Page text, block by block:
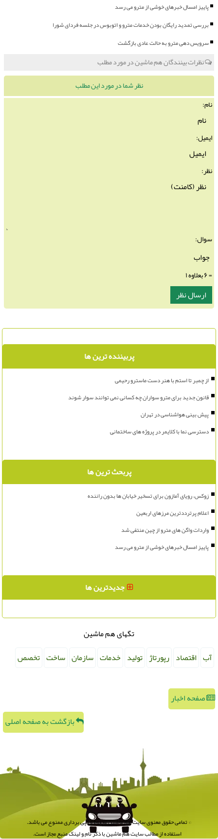
پاییز امسال خبرهای خوشی از مترو می رسد
بررسی تمدید رایگان بودن خدمات مترو و اتوبوس در جلسه فردای شورا
سرویس دهی مترو به حالت عادی بازگشت
نظرات بینندگان هم ماشین در مورد مطلب
نظر شما در مورد این مطلب
نام:
ایمیل:
نظر:
سوال:
پربیننده ترین ها
از چمبر تا استم با هنر دست ماسترو رحیمی
قانون جدید برای مترو سواران چه کسانی نمی توانند سوار شوند
پیش بینی هواشناسی در تهران
دسترسی نما با کلایمر در پروژه های ساختمانی
پربحث ترین ها
زوکس، رویای آمازون برای تسخیر خیابان ها بدون راننده
اعلام پرترددترین مرزهای اربعین
واردات واگن های مترو از چین منتفی شد
پاییز امسال خبرهای خوشی از مترو می رسد
جدیدترین ها
تگهای هم ماشین
آب
اقتصاد رپورتاژ تولید خدمات سازمان ساخت تخصص
صفحه اخبار
بازگشت به صفحه اصلی
© تمامی حقوق معنوی سایت هم ماشین محفوظ و کپی برداری ممنوع می باشد.
استفاده از مطالب سایت هم ماشین با ذکر نام و لینک منبع مجاز است.